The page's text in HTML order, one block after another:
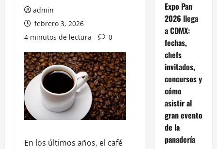
admin
febrero 3, 2026
4 minutos de lectura
0
En los últimos años, el café
Expo Pan
2026 llega
a CDMX:
fechas,
chefs
invitados,
concursos y
cómo
asistir al
gran evento
de la
panadería